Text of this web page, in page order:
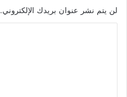
لن يتم نشر عنوان بريدك الإلكتروني.